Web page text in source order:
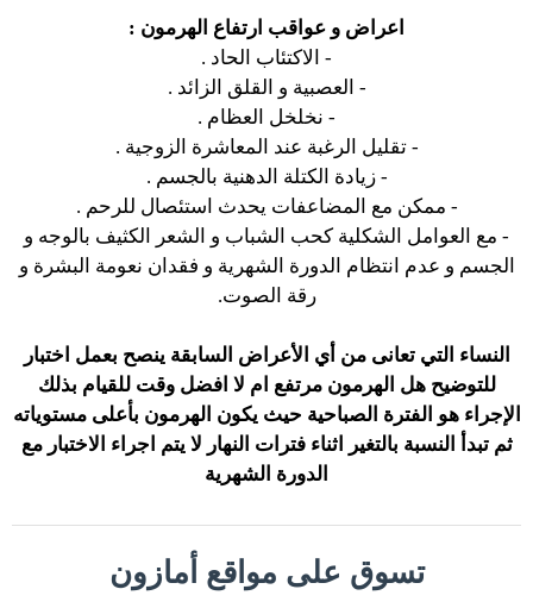
اعراض و عواقب ارتفاع الهرمون :
- الاكتئاب الحاد .
- العصبية و القلق الزائد .
- نخلخل العظام .
- تقليل الرغبة عند المعاشرة الزوجية .
- زيادة الكتلة الدهنية بالجسم .
- ممكن مع المضاعفات يحدث استئصال للرحم .
- مع العوامل الشكلية كحب الشباب و الشعر الكثيف بالوجه و
الجسم و عدم انتظام الدورة الشهرية و فقدان نعومة البشرة و
رقة الصوت.
النساء التي تعانى من أي الأعراض السابقة ينصح بعمل اختبار
للتوضيح هل الهرمون مرتفع ام لا افضل وقت للقيام بذلك
الإجراء هو الفترة الصباحية حيث يكون الهرمون بأعلى مستوياته
ثم تبدأ النسبة بالتغير اثناء فترات النهار لا يتم اجراء الاختبار مع
الدورة الشهرية
تسوق على مواقع أمازون